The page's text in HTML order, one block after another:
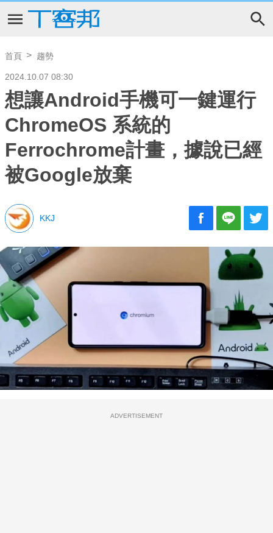
首頁 趨勢
2024.10.07 08:30
想讓Android手機可一鍵運行
ChromeOS 系統的
Ferrochrome計畫，據說已經
被Google放棄
KKJ
ADVERTISEMENT